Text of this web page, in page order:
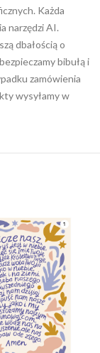
Każda
narzędzi AI.
dbałością o
bibułą i
zamówienia
wysyłamy w